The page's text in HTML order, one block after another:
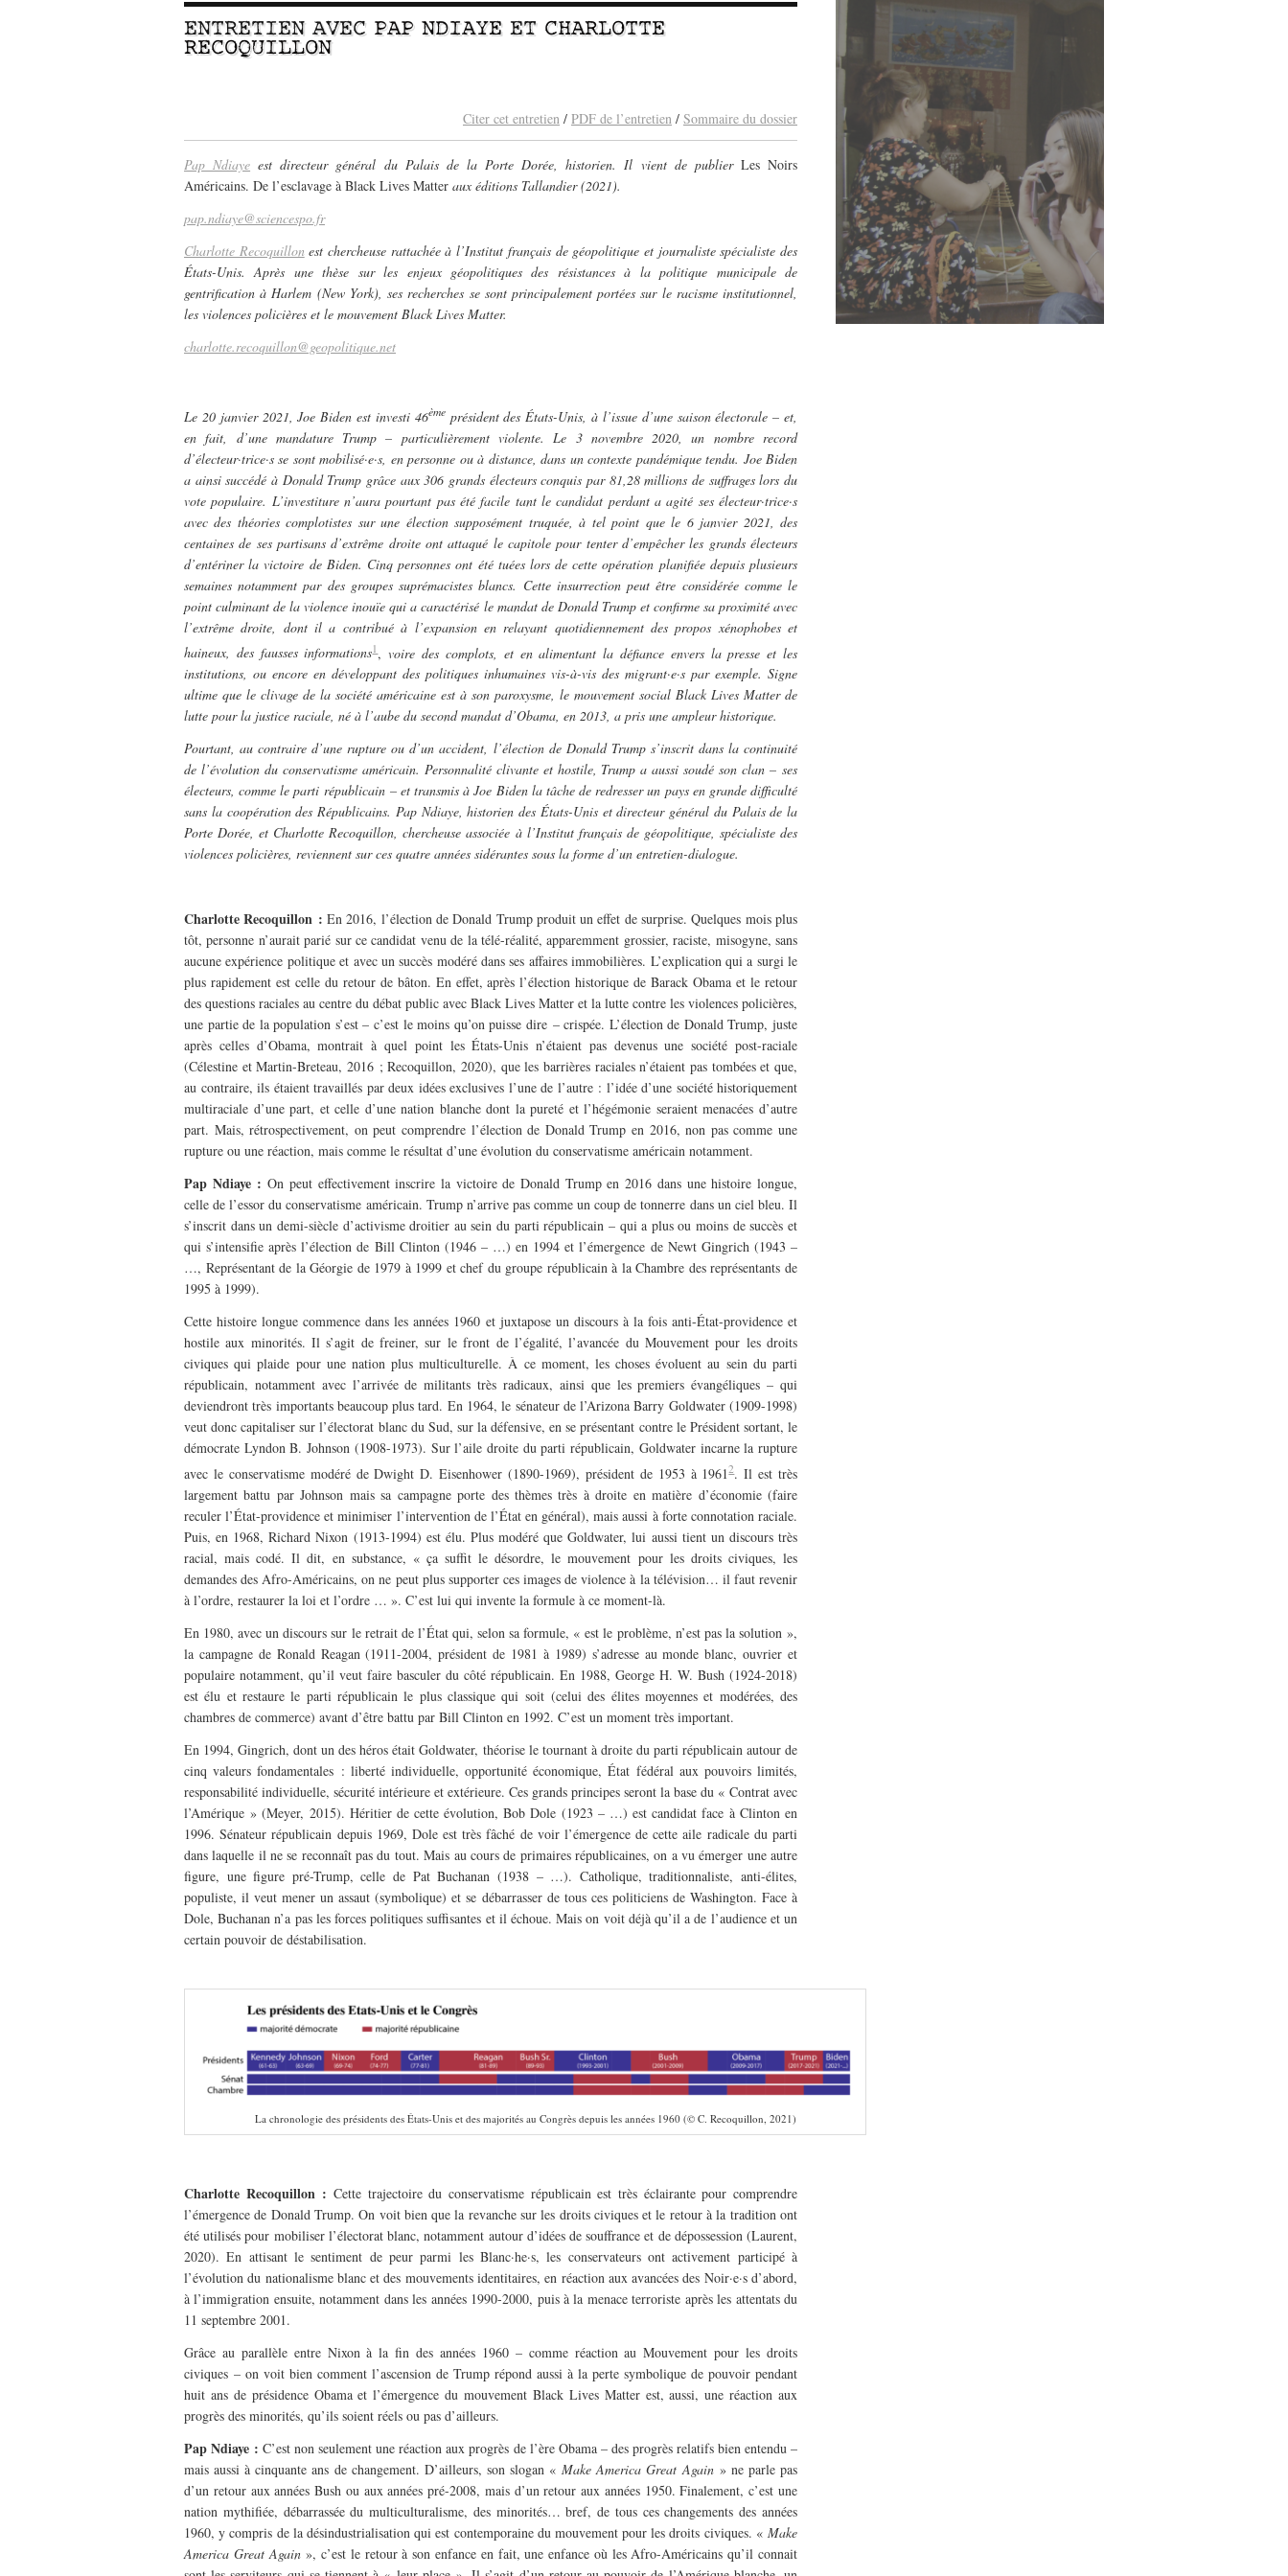
ENTRETIEN AVEC PAP NDIAYE ET CHARLOTTE
RECOQUILLON
Citer cet entretien / PDF de l’entretien / Sommaire du dossier
Pap Ndiaye est directeur général du Palais de la Porte Dorée, historien. Il vient de publier Les Noirs
Américains. De l’esclavage à Black Lives Matter aux éditions Tallandier (2021).
pap.ndiaye@sciencespo.fr
Charlotte Recoquillon est chercheuse rattachée à l’Institut français de géopolitique et journaliste spécialiste des
États-Unis. Après une thèse sur les enjeux géopolitiques des résistances à la politique municipale de
gentrification à Harlem (New York), ses recherches se sont principalement portées sur le racisme institutionnel,
les violences policières et le mouvement Black Lives Matter.
charlotte.recoquillon@geopolitique.net
Le 20 janvier 2021, Joe Biden est investi 46èmeprésident des États-Unis, à l’issue d’une saison électorale – et,
en fait, d’une mandature Trump – particulièrement violente. Le 3 novembre 2020, un nombre record
d’électeur·trice·s se sont mobilisé·e·s, en personne ou à distance, dans un contexte pandémique tendu. Joe Biden
a ainsi succédé à Donald Trump grâce aux 306 grands électeurs conquis par 81,28 millions de suffrages lors du
vote populaire. L’investiture n’aura pourtant pas été facile tant le candidat perdant a agité ses électeur·trice·s
avec des théories complotistes sur une élection supposément truquée, à tel point que le 6 janvier 2021, des
centaines de ses partisans d’extrême droite ont attaqué le capitole pour tenter d’empêcher les grands électeurs
d’entériner la victoire de Biden. Cinq personnes ont été tuées lors de cette opération planifiée depuis plusieurs
semaines notamment par des groupes suprémacistes blancs. Cette insurrection peut être considérée comme le
point culminant de la violence inouïe qui a caractérisé le mandat de Donald Trump et confirme sa proximité avec
l’extrême droite, dont il a contribué à l’expansion en relayant quotidiennement des propos xénophobes et
haineux, des fausses informations1, voire des complots, et en alimentant la défiance envers la presse et les
institutions, ou encore en développant des politiques inhumaines vis-à-vis des migrant·e·s par exemple. Signe
ultime que le clivage de la société américaine est à son paroxysme, le mouvement social Black Lives Matter de
lutte pour la justice raciale, né à l’aube du second mandat d’Obama, en 2013, a pris une ampleur historique.
Pourtant, au contraire d’une rupture ou d’un accident, l’élection de Donald Trump s’inscrit dans la continuité
de l’évolution du conservatisme américain. Personnalité clivante et hostile, Trump a aussi soudé son clan – ses
électeurs, comme le parti républicain – et transmis à Joe Biden la tâche de redresser un pays en grande difficulté
sans la coopération des Républicains. Pap Ndiaye, historien des États-Unis et directeur général du Palais de la
Porte Dorée, et Charlotte Recoquillon, chercheuse associée à l’Institut français de géopolitique, spécialiste des
violences policières, reviennent sur ces quatre années sidérantes sous la forme d’un entretien-dialogue.
Charlotte Recoquillon : En 2016, l’élection de Donald Trump produit un effet de surprise. Quelques mois plus
tôt, personne n’aurait parié sur ce candidat venu de la télé-réalité, apparemment grossier, raciste, misogyne, sans
aucune expérience politique et avec un succès modéré dans ses affaires immobilières. L’explication qui a surgi le
plus rapidement est celle du retour de bâton. En effet, après l’élection historique de Barack Obama et le retour
des questions raciales au centre du débat public avec Black Lives Matter et la lutte contre les violences policières,
une partie de la population s’est – c’est le moins qu’on puisse dire – crispée. L’élection de Donald Trump, juste
après celles d’Obama, montrait à quel point les États-Unis n’étaient pas devenus une société post-raciale
(Célestine et Martin-Breteau, 2016 ; Recoquillon, 2020), que les barrières raciales n’étaient pas tombées et que,
au contraire, ils étaient travaillés par deux idées exclusives l’une de l’autre : l’idée d’une société historiquement
multiraciale d’une part, et celle d’une nation blanche dont la pureté et l’hégémonie seraient menacées d’autre
part. Mais, rétrospectivement, on peut comprendre l’élection de Donald Trump en 2016, non pas comme une
rupture ou une réaction, mais comme le résultat d’une évolution du conservatisme américain notamment.
Pap Ndiaye :On peut effectivement inscrire la victoire de Donald Trump en 2016 dans une histoire longue,
celle de l’essor du conservatisme américain. Trump n’arrive pas comme un coup de tonnerre dans un ciel bleu. Il
s’inscrit dans un demi-siècle d’activisme droitier au sein du parti républicain – qui a plus ou moins de succès et
qui s’intensifie après l’élection de Bill Clinton (1946 – …) en 1994 et l’émergence de Newt Gingrich (1943 –
…, Représentant de la Géorgie de 1979 à 1999 et chef du groupe républicain à la Chambre des représentants de
1995 à 1999).
Cette histoire longue commence dans les années 1960 et juxtapose un discours à la fois anti-État-providence et
hostile aux minorités. Il s’agit de freiner, sur le front de l’égalité, l’avancée du Mouvement pour les droits
civiques qui plaide pour une nation plus multiculturelle. À ce moment, les choses évoluent au sein du parti
républicain, notamment avec l’arrivée de militants très radicaux, ainsi que les premiers évangéliques – qui
deviendront très importants beaucoup plus tard. En 1964, le sénateur de l’Arizona Barry Goldwater (1909-1998)
veut donc capitaliser sur l’électorat blanc du Sud, sur la défensive, en se présentant contre le Président sortant, le
démocrate Lyndon B. Johnson (1908-1973). Sur l’aile droite du parti républicain, Goldwater incarne la rupture
avec le conservatisme modéré de Dwight D. Eisenhower (1890-1969), président de 1953 à 19612. Il est très
largement battu par Johnson mais sa campagne porte des thèmes très à droite en matière d’économie (faire
reculer l’État-providence et minimiser l’intervention de l’État en général), mais aussi à forte connotation raciale.
Puis, en 1968, Richard Nixon (1913-1994) est élu. Plus modéré que Goldwater, lui aussi tient un discours très
racial, mais codé. Il dit, en substance, « ça suffit le désordre, le mouvement pour les droits civiques, les
demandes des Afro-Américains, on ne peut plus supporter ces images de violence à la télévision… il faut revenir
à l’ordre, restaurer la loi et l’ordre … ». C’est lui qui invente la formule à ce moment-là.
En 1980, avec un discours sur le retrait de l’État qui, selon sa formule, « est le problème, n’est pas la solution »,
la campagne de Ronald Reagan (1911-2004, président de 1981 à 1989) s’adresse au monde blanc, ouvrier et
populaire notamment, qu’il veut faire basculer du côté républicain. En 1988, George H. W. Bush (1924-2018)
est élu et restaure le parti républicain le plus classique qui soit (celui des élites moyennes et modérées, des
chambres de commerce) avant d’être battu par Bill Clinton en 1992. C’est un moment très important.
En 1994, Gingrich, dont un des héros était Goldwater, théorise le tournant à droite du parti républicain autour de
cinq valeurs fondamentales : liberté individuelle, opportunité économique, État fédéral aux pouvoirs limités,
responsabilité individuelle, sécurité intérieure et extérieure. Ces grands principes seront la base du « Contrat avec
l’Amérique » (Meyer, 2015). Héritier de cette évolution, Bob Dole (1923 – …) est candidat face à Clinton en
1996. Sénateur républicain depuis 1969, Dole est très fâché de voir l’émergence de cette aile radicale du parti
dans laquelle il ne se reconnaît pas du tout. Mais au cours de primaires républicaines, on a vu émerger une autre
figure, une figure pré-Trump, celle de Pat Buchanan (1938 – …). Catholique, traditionnaliste, anti-élites,
populiste, il veut mener un assaut (symbolique) et se débarrasser de tous ces politiciens de Washington. Face à
Dole, Buchanan n’a pas les forces politiques suffisantes et il échoue. Mais on voit déjà qu’il a de l’audience et un
certain pouvoir de déstabilisation.
La chronologie des présidents des États-Unis et des majorités au Congrès depuis les années 1960 (© C. Recoquillon, 2021)
Charlotte Recoquillon : Cette trajectoire du conservatisme républicain est très éclairante pour comprendre
l’émergence de Donald Trump. On voit bien que la revanche sur les droits civiques et le retour à la tradition ont
été utilisés pour mobiliser l’électorat blanc, notamment autour d’idées de souffrance et de dépossession (Laurent,
2020). En attisant le sentiment de peur parmi les Blanc·he·s, les conservateurs ont activement participé à
l’évolution du nationalisme blanc et des mouvements identitaires, en réaction aux avancées des Noir·e·s d’abord,
à l’immigration ensuite, notamment dans les années 1990-2000, puis à la menace terroriste après les attentats du
11 septembre 2001.
Grâce au parallèle entre Nixon à la fin des années 1960 – comme réaction au Mouvement pour les droits
civiques – on voit bien comment l’ascension de Trump répond aussi à la perte symbolique de pouvoir pendant
huit ans de présidence Obama et l’émergence du mouvement Black Lives Matter est, aussi, une réaction aux
progrès des minorités, qu’ils soient réels ou pas d’ailleurs.
Pap Ndiaye :C’est non seulement une réaction aux progrès de l’ère Obama – des progrès relatifs bien entendu –
mais aussi à cinquante ans de changement. D’ailleurs, son slogan «Make America Great Again» ne parle pas
d’un retour aux années Bush ou aux années pré-2008, mais d’un retour aux années 1950. Finalement, c’est une
nation mythifiée, débarrassée du multiculturalisme, des minorités… bref, de tous ces changements des années
1960, y compris de la désindustrialisation qui est contemporaine du mouvement pour les droits civiques. « Make
America Great Again», c’est le retour à son enfance en fait, une enfance où les Afro-Américains qu’il connait